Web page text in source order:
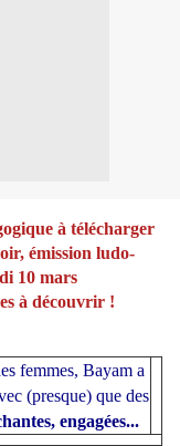
à télécharger
émission ludo-
10 mars
à découvrir !
femmes, Bayam a
(presque) que des
engagées...